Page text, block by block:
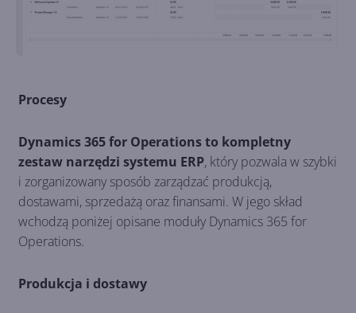
Procesy
Dynamics 365 for Operations to kompletny
zestaw narzędzi systemu ERP, który pozwala w szybki
i zorganizowany sposób zarządzać produkcją,
dostawami, sprzedażą oraz finansami. W jego skład
wchodzą poniżej opisane moduły Dynamics 365 for
Operations.
Produkcja i dostawy